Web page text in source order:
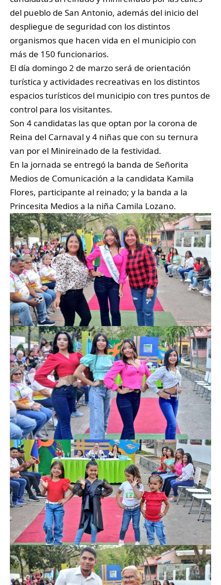
del pueblo de San Antonio, además del inicio del
despliegue de seguridad con los distintos
organismos que hacen vida en el municipio con
más de 150 funcionarios.
El día domingo 2 de marzo será de orientación
turística y actividades recreativas en los distintos
espacios turísticos del municipio con tres puntos de
control para los visitantes.
Son 4 candidatas las que optan por la corona de
Reina del Carnaval y 4 niñas que con su ternura
van por el Minireinado de la festividad.
En la jornada se entregó la banda de Señorita
Medios de Comunicación a la candidata Kamila
Flores, participante al reinado; y la banda a la
Princesita Medios a la niña Camila Lozano.